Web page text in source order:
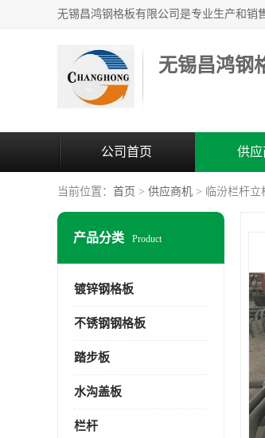
无锡昌鸿钢
公司首页 供应
当前位置： 首页 > 供应商机 > 临汾栏杆立
产品分类 Product
镀锌钢格板
不锈钢钢格板
踏步板
水沟盖板
栏杆